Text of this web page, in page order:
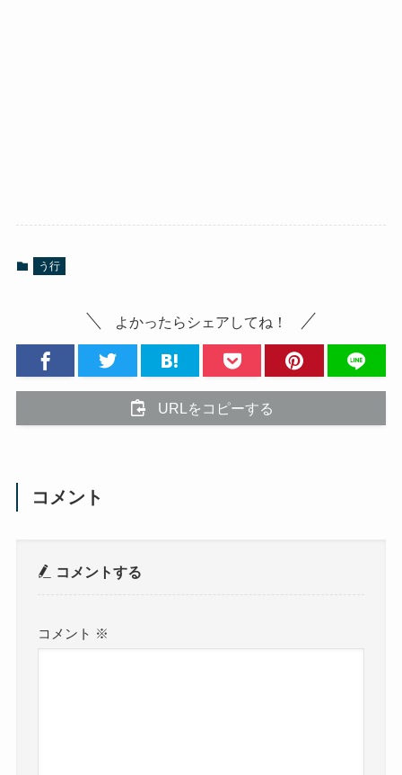
う行
よかったらシェアしてね！
URLをコピーする
コメント
コメントする
コメント ※